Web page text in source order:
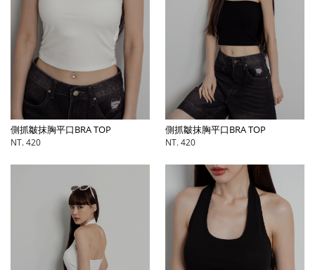
側抓皺抹胸平口BRA TOP
NT. 420
側抓皺抹胸平口BRA TOP
NT. 420